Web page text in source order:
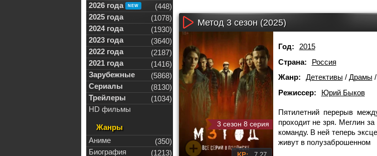
Метод 3 сезон (2025)
3 сезон 8 серия
Год:
2015
Страна:
Россия
Жанр:
Детективы / Драмы /
Режиссер:
Юрий Быков
Пятилетний перерыв
проходит не зря. Меглин
команду. В ней теперь
живут в полузаброшенном
2026 года
(448)
2025 года
(1078)
2024 года
(1930)
2023 года
(3640)
2022 года
(2187)
2021 года
(1416)
Зарубежные
(5868)
Сериалы
(8130)
Трейлеры
(1034)
HD фильмы
Жанры
Аниме
(350)
Биография
(1213)